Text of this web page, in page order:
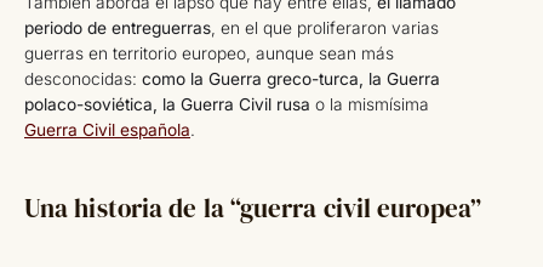
periodo de entreguerras , en el que proliferaron varias
guerras en territorio europeo, aunque sean más
desconocidas: como la Guerra greco-turca, la Guerra
polaco-soviética, la Guerra Civil rusa o la mismísima
Guerra Civil española.
Una historia de la “guerra civil europea”